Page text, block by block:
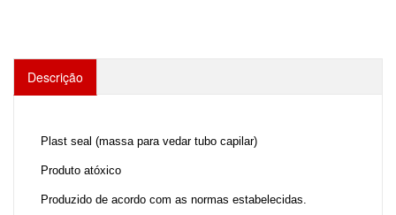
Descrição
Plast seal (massa para vedar tubo capilar)
Produto atóxico
Produzido de acordo com as normas estabelecidas.